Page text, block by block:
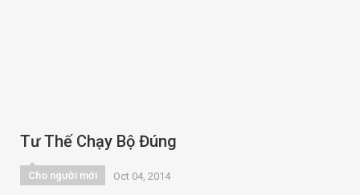
Tư Thế Chạy Bộ Đúng
Cho người mới Oct 04, 2014